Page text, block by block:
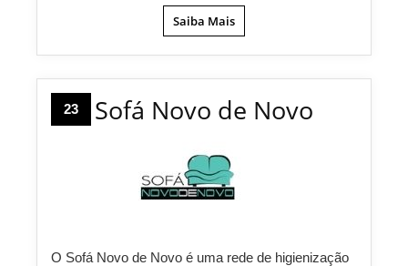
Saiba Mais
23 Sofá Novo de Novo
O Sofá Novo de Novo é uma rede de higienização